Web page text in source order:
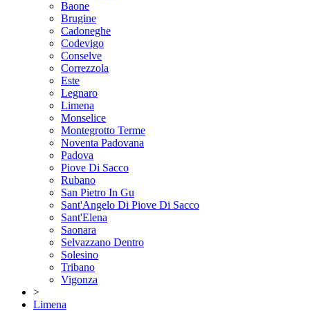
Baone
Brugine
Cadoneghe
Codevigo
Conselve
Correzzola
Este
Legnaro
Limena
Monselice
Montegrotto Terme
Noventa Padovana
Padova
Piove Di Sacco
Rubano
San Pietro In Gu
Sant'Angelo Di Piove Di Sacco
Sant'Elena
Saonara
Selvazzano Dentro
Solesino
Tribano
Vigonza
>
Limena